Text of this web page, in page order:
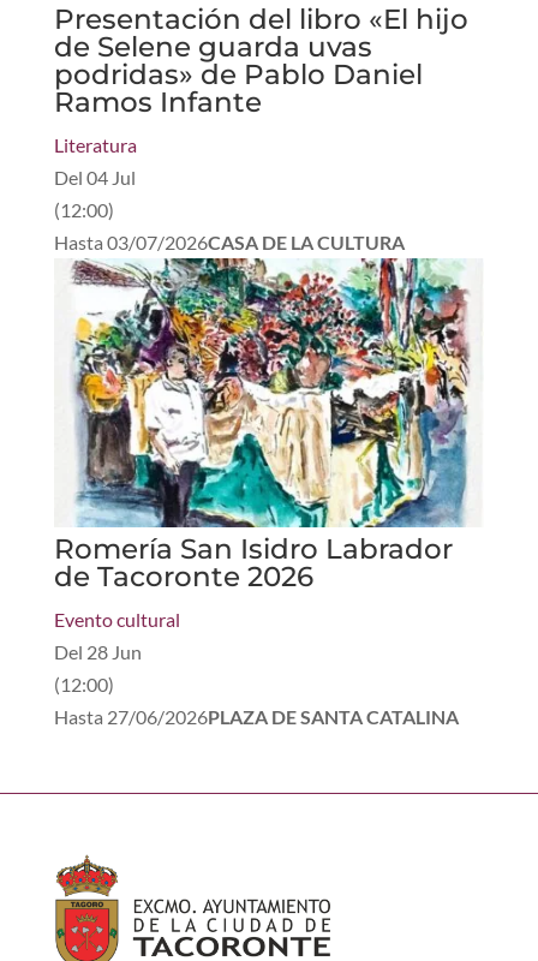
Presentación del libro «El hijo
de Selene guarda uvas
podridas» de Pablo Daniel
Ramos Infante
Literatura
Del 04 Jul
(12:00)
Hasta 03/07/2026CASA DE LA CULTURA
Romería San Isidro Labrador
de Tacoronte 2026
Evento cultural
Del 28 Jun
(12:00)
Hasta 27/06/2026PLAZA DE SANTA CATALINA